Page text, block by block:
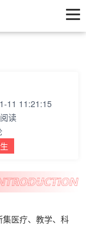
11 11:21:15
读
医疗、教学、科